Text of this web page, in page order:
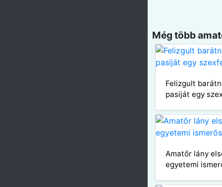
Még több
Felizgult
pasiját egy
Amatőr lány
egyetemi